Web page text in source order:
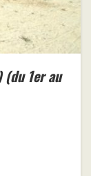
(du 1er au